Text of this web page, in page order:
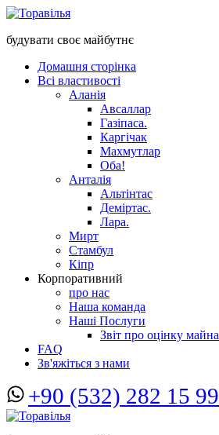
будувати своє майбутнє
Домашня сторінка
Всі властивості
Аланія
Авсаллар
Газіпаса.
Каргічак
Махмутлар
Оба!
Анталія
Альтінтас
Деміртас.
Лара.
Мирт
Стамбул
Кіпр
Корпоративний
про нас
Наша команда
Наші Послуги
Звіт про оцінку майна
FAQ
Зв'яжіться з нами
+90 (532) 282 15 99